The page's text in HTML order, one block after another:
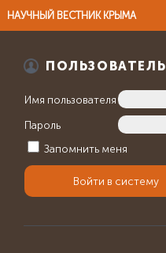
НАУЧНЫЙ ВЕСТНИК КРЫМА
ПОЛЬЗОВАТЕЛЬ
Имя пользователя
Пароль
Запомнить меня